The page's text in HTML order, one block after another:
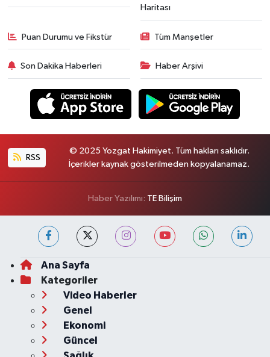
Haritası
Puan Durumu ve Fikstür Tüm Manşetler
Son Dakika Haberleri Haber Arşivi
RSS
© 2025 Yozgat Hakimiyet. Tüm hakları saklıdır.
İçerikler kaynak gösterilmeden kopyalanamaz.
Haber Yazılımı: TE Bilişim
Ana Sayfa
Kategoriler
Video Haberler
Genel
Ekonomi
Güncel